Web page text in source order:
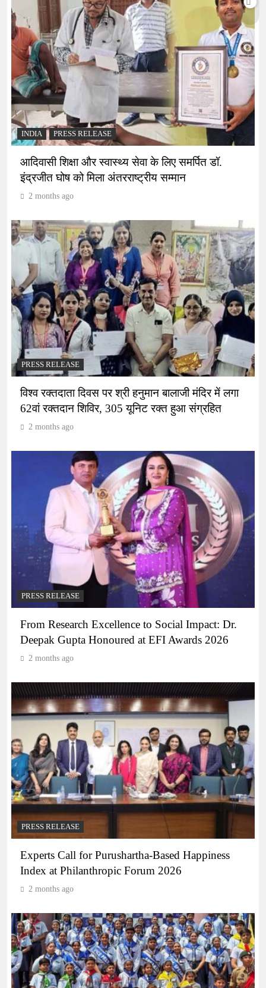
INDIA PRESS RELEASE
आदिवासी शिक्षा और स्वास्थ्य सेवा के लिए समर्पित डॉ.
इंद्रजीत घोष को मिला अंतरराष्ट्रीय सम्मान
2 months ago
PRESS RELEASE
विश्व रक्तदाता दिवस पर श्री हनुमान बालाजी मंदिर में लगा
62वां रक्तदान शिविर, 305 यूनिट रक्त हुआ संग्रहित
2 months ago
PRESS RELEASE
From Research Excellence to Social Impact: Dr.
Deepak Gupta Honoured at EFI Awards 2026
2 months ago
PRESS RELEASE
Experts Call for Purushartha-Based Happiness
Index at Philanthropic Forum 2026
2 months ago